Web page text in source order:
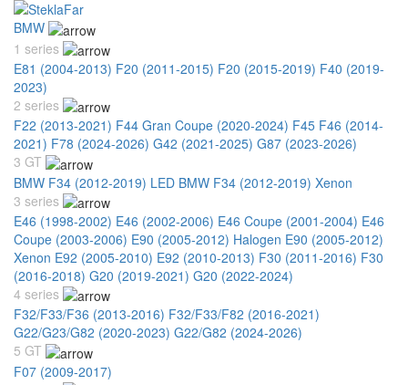
BMW
1 series
E81 (2004-2013) F20 (2011-2015) F20 (2015-2019) F40 (2019-
2023)
2 series
F22 (2013-2021) F44 Gran Coupe (2020-2024) F45 F46 (2014-
2021) F78 (2024-2026) G42 (2021-2025) G87 (2023-2026)
3 GT
BMW F34 (2012-2019) LED BMW F34 (2012-2019) Xenon
3 series
E46 (1998-2002) E46 (2002-2006) E46 Coupe (2001-2004) E46
Coupe (2003-2006) E90 (2005-2012) Halogen E90 (2005-2012)
Xenon E92 (2005-2010) E92 (2010-2013) F30 (2011-2016) F30
(2016-2018) G20 (2019-2021) G20 (2022-2024)
4 series
F32/F33/F36 (2013-2016) F32/F33/F82 (2016-2021)
G22/G23/G82 (2020-2023) G22/G82 (2024-2026)
5 GT
F07 (2009-2017)